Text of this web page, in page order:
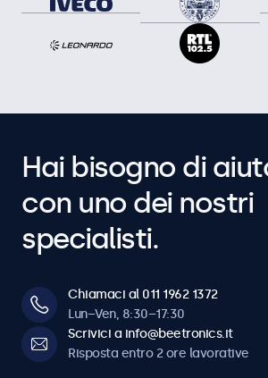
Hai bisogno di
con uno dei nostri
specialisti.
Chiamaci al 011 1962 1372
Lun–Ven, 8:30–17:30
Scrivici a info@beetronics.it
Risposta entro 2 ore lavorative